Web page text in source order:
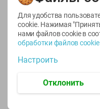
Для удобства
cookie. Нажимая
нами файлов cookie в
обработки файлов cookie
Настроить
Отклонить